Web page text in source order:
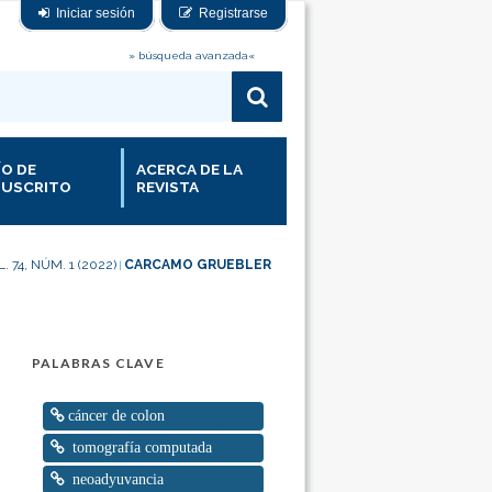
Iniciar sesión Registrarse
» búsqueda avanzada«
DE
ACERCA DE LA
REVISTA
74, NÚM. 1 (2022) CARCAMO GRUEBLER
PALABRAS CLAVE
cáncer de colon
tomografía computada
neoadyuvancia